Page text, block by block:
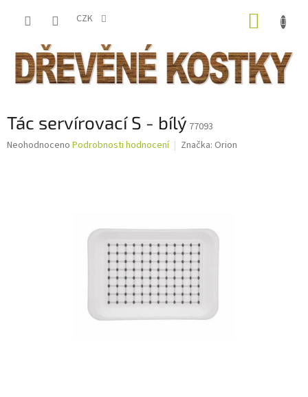
CZK
Tác servírovací S - bílý 77093
Průměrné
Neohodnoceno Podrobnosti hodnocení Značka: Orion